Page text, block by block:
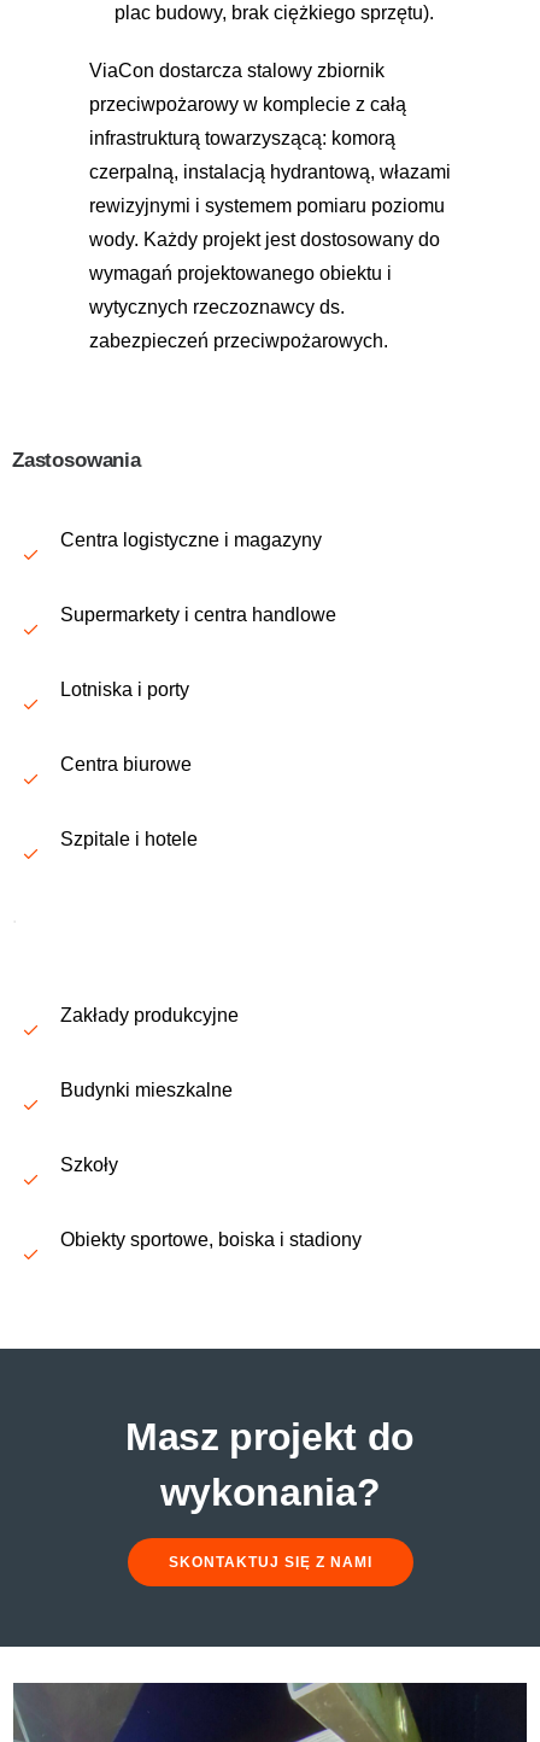
plac budowy, brak ciężkiego sprzętu).
ViaCon dostarcza stalowy zbiornik
przeciwpożarowy w komplecie z całą
infrastrukturą towarzyszącą: komorą
czerpalną, instalacją hydrantową, włazami
rewizyjnymi i systemem pomiaru poziomu
wody. Każdy projekt jest dostosowany do
wymagań projektowanego obiektu i
wytycznych rzeczoznawcy ds.
zabezpieczeń przeciwpożarowych.
Zastosowania
Centra logistyczne i magazyny
Supermarkety i centra handlowe
Lotniska i porty
Centra biurowe
Szpitale i hotele
.
Zakłady produkcyjne
Budynki mieszkalne
Szkoły
Obiekty sportowe, boiska i stadiony
Masz projekt do
wykonania?
SKONTAKTUJ SIĘ Z NAMI